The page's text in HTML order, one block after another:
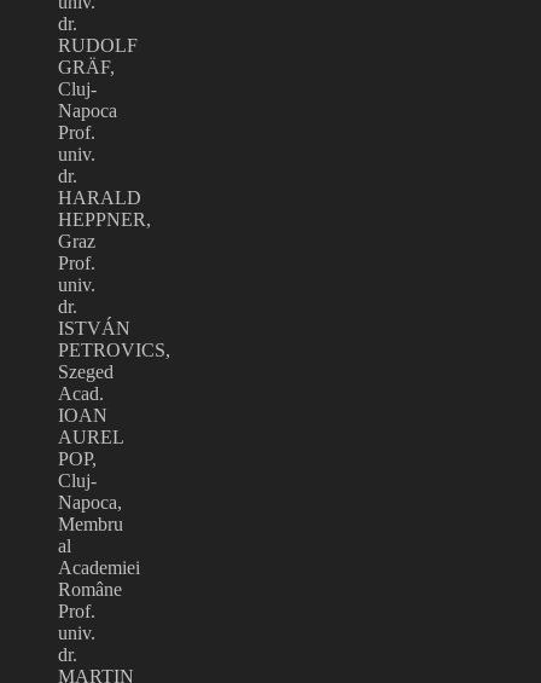
dr.
RUDOLF
GRÄF,
Cluj-
Napoca
Prof.
univ.
dr.
HARALD
HEPPNER,
Graz
Prof.
univ.
dr.
ISTVÁN
PETROVICS,
Szeged
Acad.
IOAN
AUREL
POP,
Cluj-
Napoca,
Membru
al
Academiei
Române
Prof.
univ.
dr.
MARTIN